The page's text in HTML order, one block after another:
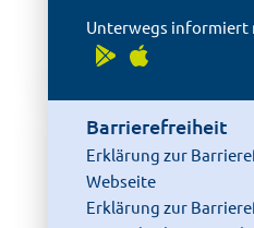
Unterwegs informiert
Barrierefreiheit
Erklärung zur
Webseite
Erklärung zur